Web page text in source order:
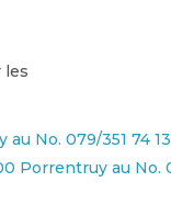
les
No. 079/351 74 13
Porrentruy au No.